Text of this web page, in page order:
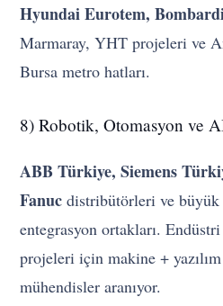
Hyundai Eurotem,
Marmaray, YHT projeleri ve
Bursa metro hatları.
8) Robotik, Otomasyon ve
ABB Türkiye, Siemens
Fanuc distribütörleri ve
entegrasyon ortakları.
projeleri için makine +
mühendisler aranıyor.